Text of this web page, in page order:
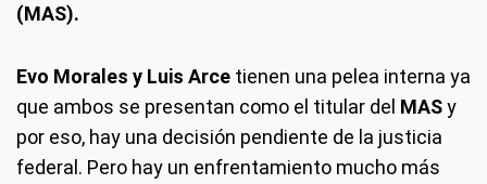
(MAS).
Evo Morales y Luis Arce tienen una pelea interna ya
que ambos se presentan como el titular del MASy
por eso, hay una decisión pendiente de la justicia
federal. Pero hay un enfrentamiento mucho más